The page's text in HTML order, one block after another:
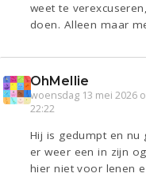
weet te
doen. Alleen maar
OhMellie
woensdag 13 mei 2026
22:22
Hij is gedumpt en nu
er weer een in zijn
hier niet voor lenen